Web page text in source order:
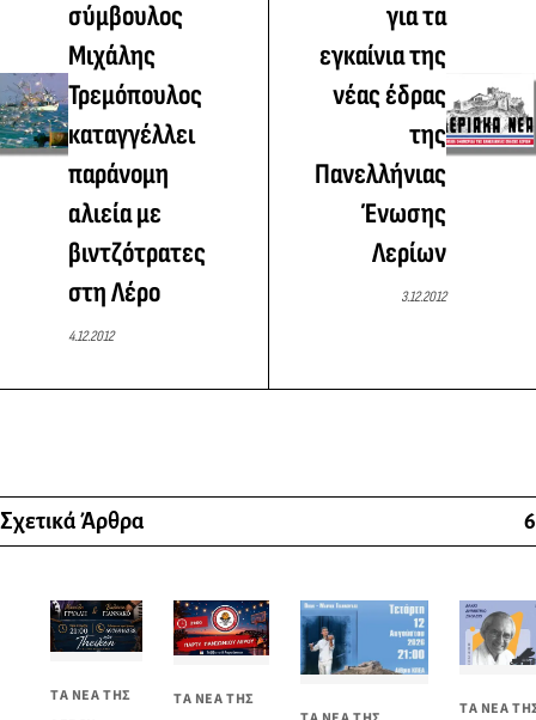
σύμβουλος
Μιχάλης
Τρεμόπουλος
καταγγέλλει
παράνομη
αλιεία με
βιντζότρατες
στη Λέρο
4.12.2012
για τα
εγκαίνια της
νέας έδρας
της
Πανελλήνιας
Ένωσης
Λερίων
3.12.2012
Σχετικά Άρθρα 6
ΤΑ ΝΕΑ ΤΗΣ
ΤΑ ΝΕΑ ΤΗΣ
ΤΑ ΝΕΑ